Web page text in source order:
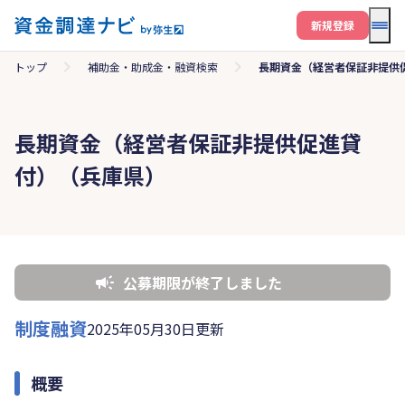
メ
新規登録
トップ 補助金・助成金・融資検索 長期資金（経営者保証非提供
長期資金（経営者保証非提供促進貸
付）（兵庫県）
公募期限が終了しました
制度融資2025年05月30日更新
概要